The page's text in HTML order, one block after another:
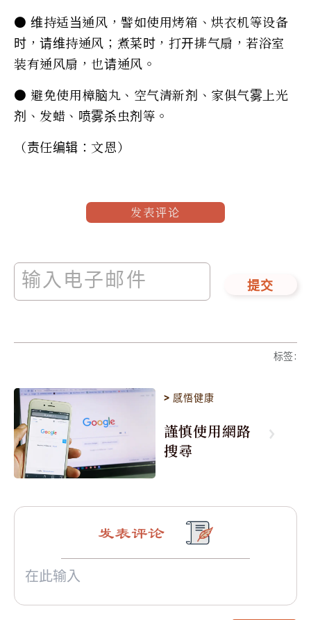
● 维持适当通风，譬如使用烤箱、烘衣机等设备
时，请维持通风；煮菜时，打开排气扇，若浴室
装有通风扇，也请通风。
● 避免使用樟脑丸、空气清新剂、家俱气雾上光
剂、发蜡、喷雾杀虫剂等。
（责任编辑：文恩）
发表评论
提交
标签:
> 感悟健康
謹慎使用網路
搜尋
发表评论